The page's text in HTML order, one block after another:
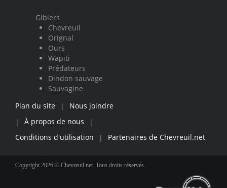
Gibiers
Chevreuil
Orignal
Ours
Wapiti
Prédateurs
Dindon sauvage
Sauvagine
Plan du site
|
Nous joindre
|
À propos de nous
|
Conditions d'utilisation
| Partenaires de Chevreuil.net
Copyright 2026 © Chevreuil.net. Tous droits réservés.